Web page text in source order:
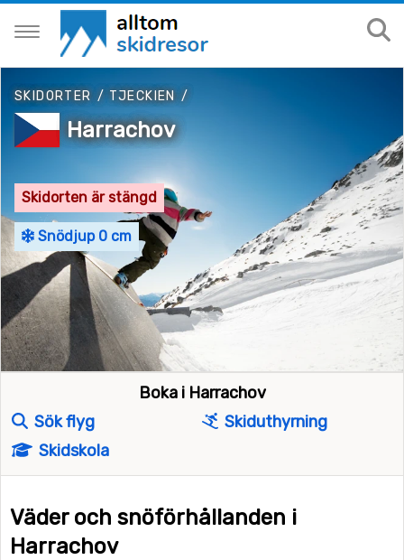
SKIDORTER /TJECKIEN /
Harrachov
Skidorten är stängd
Snödjup 0 cm
Boka i Harrachov
Sök flyg
Skiduthyrning
Skidskola
Väder och snöförhållanden i
Harrachov